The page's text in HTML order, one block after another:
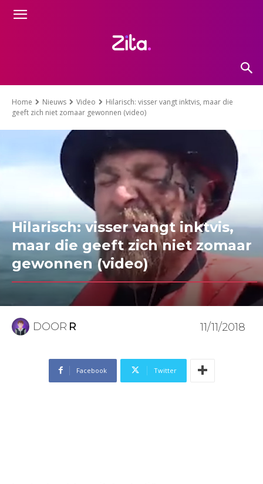
Home Nieuws Video
Hilarisch: visser vangt inktvis, maar die
geeft zich niet zomaar gewonnen (video)
Hilarisch: visser vangt inktvis,
maar die geeft zich niet zomaar
gewonnen (video)
DOOR R 11/11/2018
Facebook Twitter